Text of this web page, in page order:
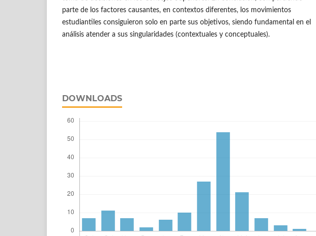
parte de los factores causantes, en contextos diferentes, los movimientos
estudiantiles consiguieron solo en parte sus objetivos, siendo fundamental en el
análisis atender a sus singularidades (contextuales y conceptuales).
DOWNLOADS